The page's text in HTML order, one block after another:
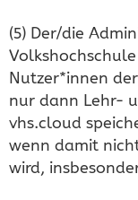
(5) Der/die
Nutzer*innen
nur dann Lehr-
vhs.cloud
wenn damit
wird,